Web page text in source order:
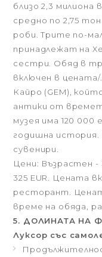
близо 2,3
средно по 2,75
роби. Трите по-
принадлежат на
сестри. Обяд в
включен в
Кайро (GEM),
антики от
музея има 120 000
годишна история.
сувенири.
Цени: Възрастен -
325 EUR. Цената
ресторант.
време на обяда,
5. ДОЛИНАТА НА
Луксор със